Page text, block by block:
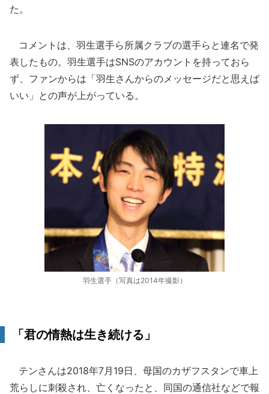
た。
コメントは、羽生選手ら所属クラブの選手らと連名で発
表したもの。羽生選手はSNSのアカウントを持っておら
ず、ファンからは「羽生さんからのメッセージだと思えば
いい」との声が上がっている。
羽生選手（写真は2014年撮影）
「君の情熱は生き続ける」
テンさんは2018年7月19日、母国のカザフスタンで車上
荒らしに刺殺され、亡くなったと、同国の通信社などで報